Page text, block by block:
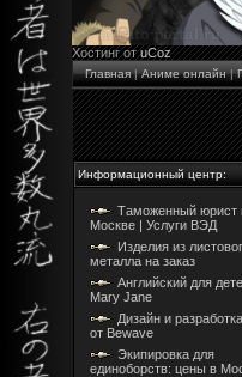
Хостинг отuCoz
Главная|Аниме онлайн|
Информационный центр:
Таможенный юрист
Москве | Услуги ВЭД
Изделия из
металла на заказ
Английский для
Mary Jane
Дизайн и
от Bewave
Экипировка для
единоборств: цены в